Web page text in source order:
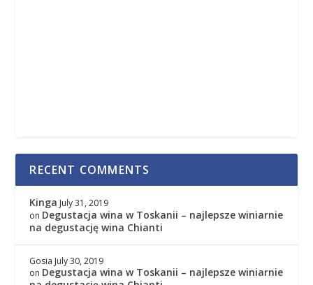
RECENT COMMENTS
Kinga July 31, 2019
on Degustacja wina w Toskanii – najlepsze winiarnie
na degustację wina Chianti
Gosia July 30, 2019
on Degustacja wina w Toskanii – najlepsze winiarnie